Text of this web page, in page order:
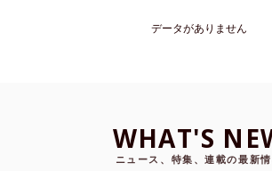
データがありません
WHAT'S
ニュース、特集、連載の最新情